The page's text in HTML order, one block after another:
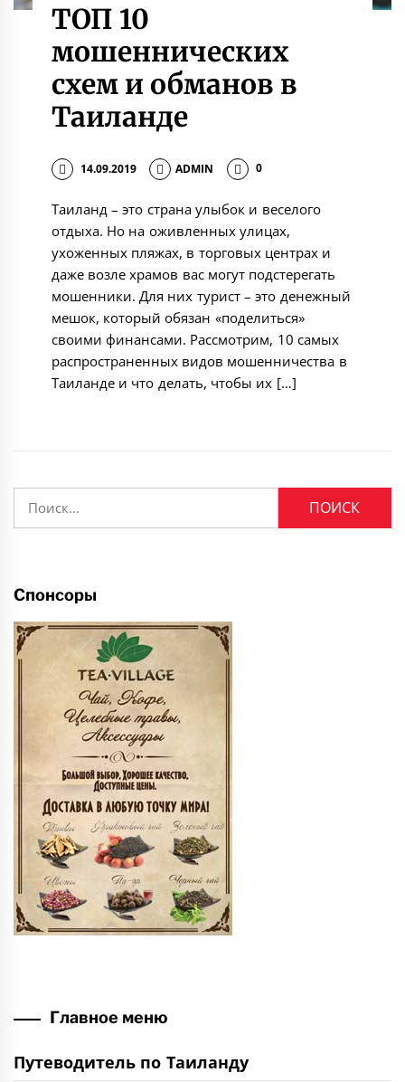
ТОП 10
мошеннических
схем и обманов в
Таиланде
14.09.2019 ADMIN 0
Таиланд – это страна улыбок и веселого
отдыха. Но на оживленных улицах,
ухоженных пляжах, в торговых центрах и
даже возле храмов вас могут подстерегать
мошенники. Для них турист – это денежный
мешок, который обязан «поделиться»
своими финансами. Рассмотрим, 10 самых
распространенных видов мошенничества в
Таиланде и что делать, чтобы их […]
Спонсоры
Главное меню
Путеводитель по Таиланду